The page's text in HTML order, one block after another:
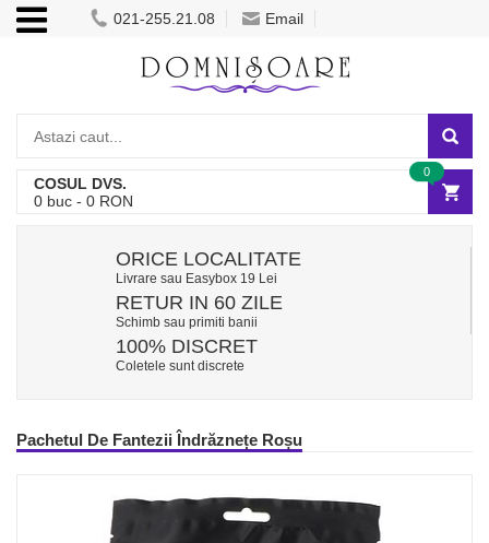
021-255.21.08 Email
COSUL DVS.
0 buc - 0 RON
0
ORICE LOCALITATE
Livrare sau Easybox 19 Lei
RETUR IN 60 ZILE
Schimb sau primiti banii
100% DISCRET
Coletele sunt discrete
Pachetul De Fantezii Îndrăznețe Roșu